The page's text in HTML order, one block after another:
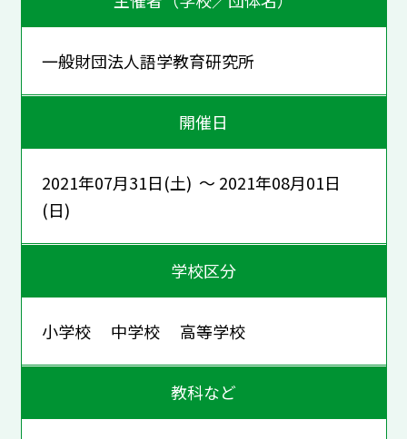
一般財団法人語学教育研究所
開催日
2021年07月31日(土) ～ 2021年08月01日
(日)
学校区分
小学校 中学校 高等学校
教科など